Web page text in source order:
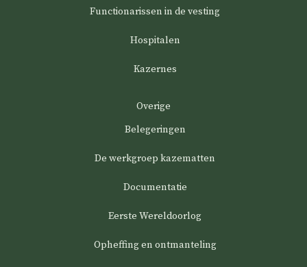
Functionarissen in de vesting
Hospitalen
Kazernes
Overige
Belegeringen
De werkgroep kazematten
Documentatie
Eerste Wereldoorlog
Opheffing en ontmanteling